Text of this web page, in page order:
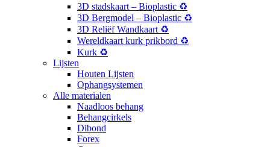
3D stadskaart – Bioplastic ♻️
3D Bergmodel – Bioplastic ♻️
3D Reliëf Wandkaart ♻️
Wereldkaart kurk prikbord ♻️
Kurk ♻️
Lijsten
Houten Lijsten
Ophangsystemen
Alle materialen
Naadloos behang
Behangcirkels
Dibond
Forex